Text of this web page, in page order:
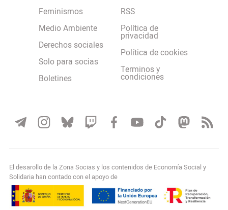
Feminismos
Medio Ambiente
Derechos sociales
Solo para socias
Boletines
RSS
Política de
privacidad
Política de cookies
Terminos y
condiciones
El desarollo de la Zona Socias y los contenidos de Economía Social y
Solidaria han contado con el apoyo de